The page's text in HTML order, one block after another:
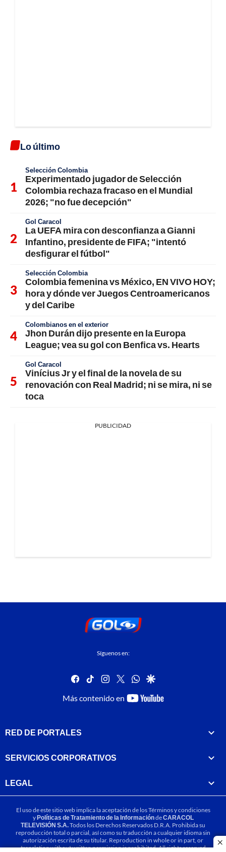
Lo último
Selección Colombia
Experimentado jugador de Selección
Colombia rechaza fracaso en el Mundial
2026; "no fue decepción"
Gol Caracol
La UEFA mira con desconfianza a Gianni
Infantino, presidente de FIFA; "intentó
desfigurar el fútbol"
Selección Colombia
Colombia femenina vs México, EN VIVO HOY;
hora y dónde ver Juegos Centroamericanos
y del Caribe
Colombianos en el exterior
Jhon Durán dijo presente en la Europa
League; vea su gol con Benfica vs. Hearts
Gol Caracol
Vinícius Jr y el final de la novela de su
renovación con Real Madrid; ni se mira, ni se
toca
PUBLICIDAD
Síguenos en:
facebook
tiktok instagram
twitterwhatsapp
google
Más contenido en
youtube-
RED DE PORTALES
SERVICIOS CORPORATIVOS
LEGAL
El uso de este sitio web implica la aceptación de losTérminos y condiciones
yPolíticas de Tratamiento de la InformacióndeCARACOL
TELEVISIÓN S.A.Todos los Derechos Reservados D.R.A. Prohibida su
reproducción total o parcial, así como su traducción a cualquier idioma sin
autorización escrita de su titular. Reproduction in whole or in part, or
translation without written permission is prohibited. All rights reserved